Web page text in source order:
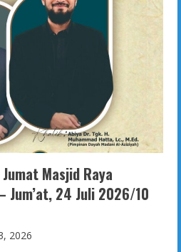
Masjid Raya
Jum’at, 24 Juli 2026/10
2026